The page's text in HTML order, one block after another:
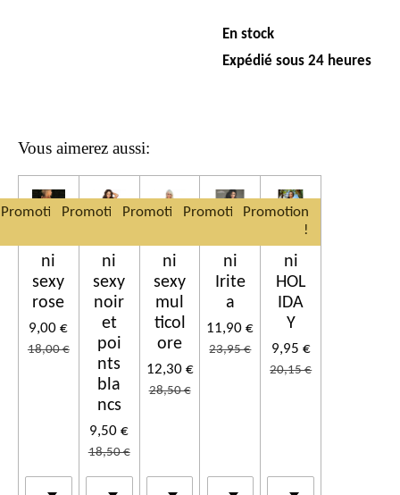
En stock
Expédié sous 24 heures
Vous aimerez aussi:
Promotion
ni
sexy
rose
9,00 €
18,00 €
Promotion
ni
sexy
noir
et
poi
nts
bla
ncs
9,50 €
18,50 €
Promotion
ni
sexy
mul
ticol
ore
12,30 €
28,50 €
Promotion
ni
Irite
a
11,90 €
23,95 €
Promotion
!
ni
HOL
IDA
Y
9,95 €
20,15 €